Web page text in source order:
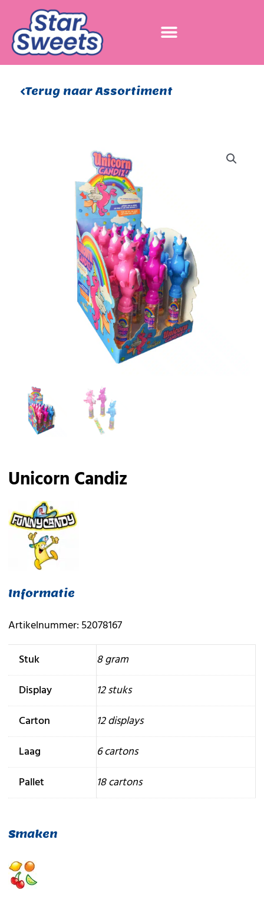
inhoud
Terug naar Assortiment
Unicorn Candiz
Informatie
Artikelnummer: 52078167
Stuk
8 gram
Display
12 stuks
Carton
12 displays
Laag
6 cartons
Pallet
18 cartons
Smaken